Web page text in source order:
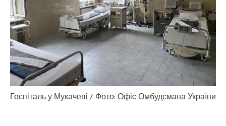
Госпіталь у Мукачеві / Фото: Офіс Омбудсмана України